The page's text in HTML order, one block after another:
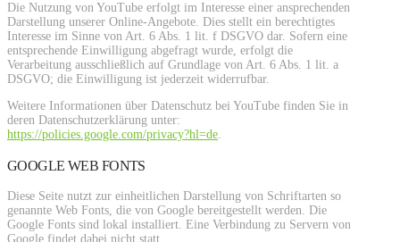
Die Nutzung von YouTube erfolgt im Interesse einer ansprechenden
Darstellung unserer Online-Angebote. Dies stellt ein berechtigtes
Interesse im Sinne von Art. 6 Abs. 1 lit. f DSGVO dar. Sofern eine
entsprechende Einwilligung abgefragt wurde, erfolgt die
Verarbeitung ausschließlich auf Grundlage von Art. 6 Abs. 1 lit. a
DSGVO; die Einwilligung ist jederzeit widerrufbar.
Weitere Informationen über Datenschutz bei YouTube finden Sie in
deren Datenschutzerklärung unter:
https://policies.google.com/privacy?hl=de.
GOOGLE WEB FONTS
Diese Seite nutzt zur einheitlichen Darstellung von Schriftarten so
genannte Web Fonts, die von Google bereitgestellt werden. Die
Google Fonts sind lokal installiert. Eine Verbindung zu Servern von
Google findet dabei nicht statt.